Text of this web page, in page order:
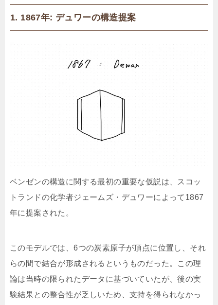
1. 1867年: デュワーの構造提案
ベンゼンの構造に関する最初の重要な仮説は、スコッ
トランドの化学者ジェームズ・デュワーによって1867
年に提案された。
このモデルでは、6つの炭素原子が頂点に位置し、それ
らの間で結合が形成されるというものだった。この理
論は当時の限られたデータに基づいていたが、後の実
験結果との整合性が乏しいため、支持を得られなかっ